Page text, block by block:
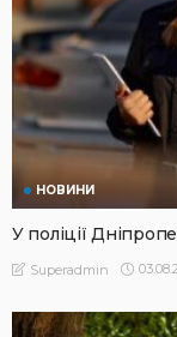
НОВИНИ
У поліції
Superadmin